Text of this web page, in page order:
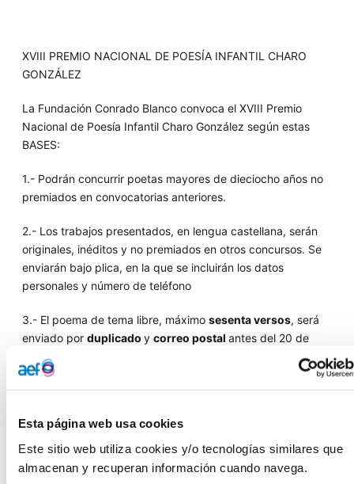
Esta página web usa cookies
Este sitio web utiliza cookies y/o tecnologías similares que
almacenan y recuperan información cuando navega.
XVIII PREMIO NACIONAL DE POESÍA INFANTIL CHARO
GONZÁLEZ
La Fundación Conrado Blanco convoca el XVIII Premio
Nacional de Poesía Infantil Charo González según estas
BASES:
1.- Podrán concurrir poetas mayores de dieciocho años no
premiados en convocatorias anteriores.
2.- Los trabajos presentados, en lengua castellana, serán
originales, inéditos y no premiados en otros concursos. Se
enviarán bajo plica, en la que se incluirán los datos
personales y número de teléfono
3.- El poema de tema libre, máximo sesenta versos, será
enviado por duplicado y correo postal antes del 20 de
junioa
Fundación Conrado BlancoAPARTADO DE CORREOS Nº
5.- Premio: 2.000 euros, diploma y libros.
6.-El jurado permanecerá secreto hasta haber acordado el